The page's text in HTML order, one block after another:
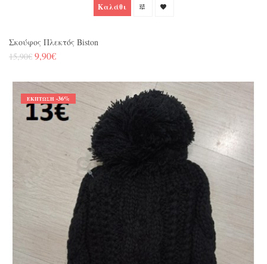
Καλάθι
Σκούφος Πλεκτός Biston
15,90€ 9,90€
ΈΚΠΤΩΣΗ -36%